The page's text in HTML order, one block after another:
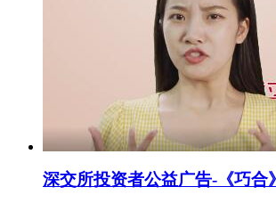
深交所投资者公益广告-《巧合》